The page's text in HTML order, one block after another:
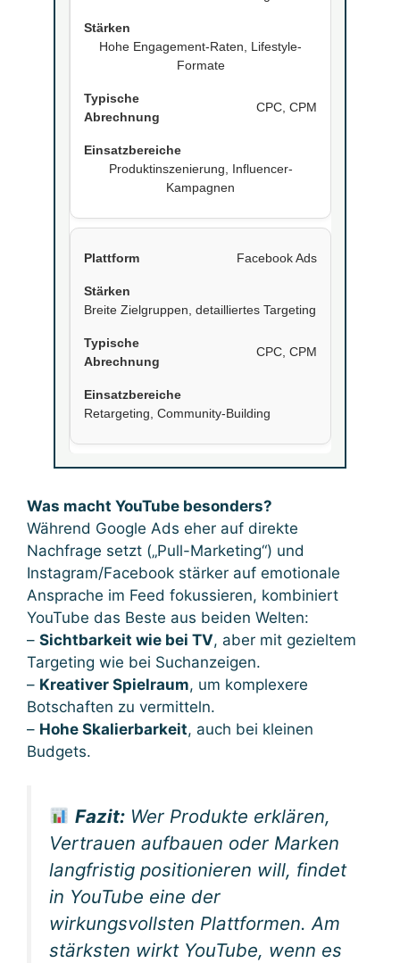
Hohe Engagement-Raten, Lifestyle-
Formate
CPC, CPM
Produktinszenierung, Influencer-
Kampagnen
Facebook Ads
Breite Zielgruppen, detailliertes Targeting
CPC, CPM
Retargeting, Community-Building
Was macht YouTube besonders?
Während Google Ads eher auf direkte
Nachfrage setzt („Pull-Marketing“) und
Instagram/Facebook stärker auf emotionale
Ansprache im Feed fokussieren, kombiniert
YouTube das Beste aus beiden Welten:
– Sichtbarkeit wie bei TV, aber mit gezieltem
Targeting wie bei Suchanzeigen.
– Kreativer Spielraum, um komplexere
Botschaften zu vermitteln.
– Hohe Skalierbarkeit, auch bei kleinen
Budgets.
Fazit: Wer Produkte erklären,
Vertrauen aufbauen oder Marken
langfristig positionieren will, findet
in YouTube eine der
wirkungsvollsten Plattformen. Am
stärksten wirkt YouTube, wenn es